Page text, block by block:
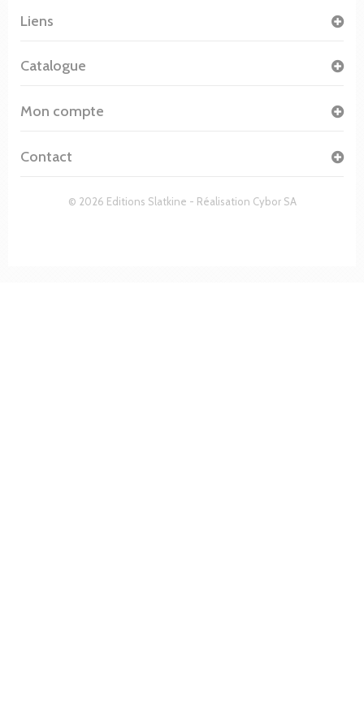
© 2026 Editions Slatkine - Réalisation Cybor SA
Liens
Catalogue
Mon compte
Contact